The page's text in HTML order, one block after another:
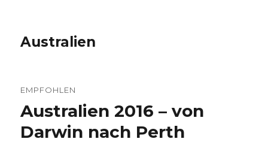
Australien
EMPFOHLEN
Australien 2016 – von
Darwin nach Perth